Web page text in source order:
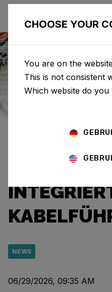
ZURÜCK –
NEWS
06/29/2026, 09:35 AM
CHOOSE YOUR
You are on the
This is not consistent
Which website do you